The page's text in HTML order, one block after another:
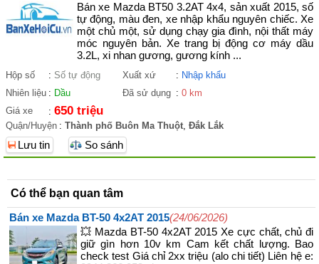
Bán xe Mazda BT50 3.2AT 4x4, sản xuất 2015, số
tự động, màu đen, xe nhập khẩu nguyên chiếc. Xe
một chủ một, sử dụng chạy gia đình, nội thất máy
móc nguyên bản. Xe trang bị động cơ máy dầu
3.2L, xi nhan gương, gương kính ...
Hộp số : Số tự động Xuất xứ : Nhập khẩu
Nhiên liệu : Dầu Đã sử dụng : 0 km
Giá xe
: 650 triệu
Quận/Huyện : Thành phố Buôn Ma Thuột, Đắk Lắk
Lưu tin So sánh
Có thể bạn quan tâm
Bán xe Mazda BT-50 4x2AT 2015(24/06/2026)
💥 Mazda BT-50 4x2AT 2015 Xe cực chất, chủ đi
giữ gìn hơn 10v km Cam kết chất lượng. Bao
check test Giá chỉ 2xx triệu (alo chi tiết) Liên hệ e: